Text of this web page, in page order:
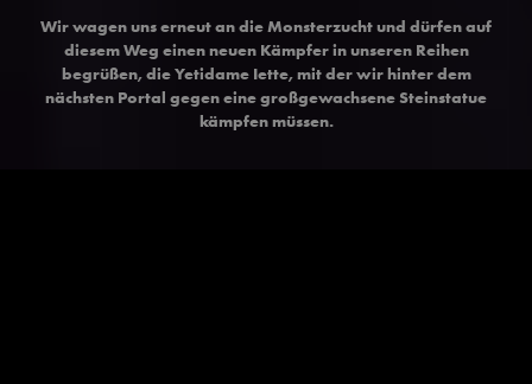
Wir wagen uns erneut an die Monsterzucht und dürfen auf
diesem Weg einen neuen Kämpfer in unseren Reihen
begrüßen, die Yetidame Iette, mit der wir hinter dem
nächsten Portal gegen eine großgewachsene Steinstatue
kämpfen müssen.